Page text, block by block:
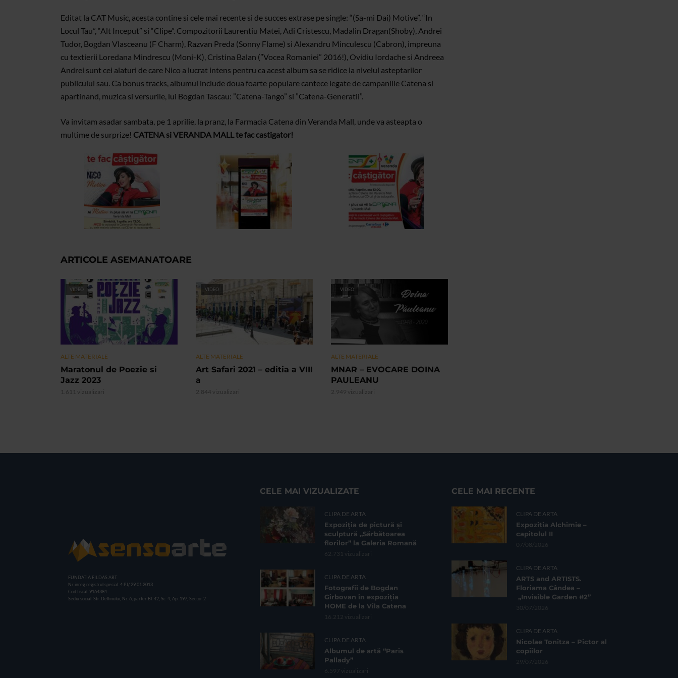
Editat la CAT Music, acesta contine si cele mai recente si de succes extrase pe single: “(Sa-mi Dai) Motive”, “In
Locul Tau”, “Alt Inceput” si “Clipe”. Compozitorii Laurentiu Matei, Adi Cristescu, Madalin Dragan(Shoby), Andrei
Tudor, Bogdan Vlasceanu (F Charm), Razvan Preda (Sonny Flame) si Alexandru Minculescu (Cabron), impreuna
cu textierii Loredana Mindrescu (Moni-K), Cristina Balan (”Vocea Romaniei” 2016!), Ovidiu Iordache si Andreea
Andrei sunt cei alaturi de care Nico a lucrat intens pentru ca acest album sa se ridice la nivelul asteptarilor
publicului sau. Ca bonus tracks, albumul include doua foarte populare cantece legate de campaniile Catena si
apartinand, muzica si versurile, lui Bogdan Tascau: ”Catena-Tango” si ”Catena-Generatii”.
Va invitam asadar sambata, pe 1 aprilie, la pranz, la Farmacia Catena din Veranda Mall, unde va asteapta o
multime de surprize! CATENA si VERANDA MALL te fac castigator!
ARTICOLE ASEMANATOARE
VIDEO
ALTE MATERIALE
Maratonul de Poezie si
Jazz 2023
1.611 vizualizari
VIDEO
ALTE MATERIALE
Art Safari 2021 – editia a VIII
a
2.844 vizualizari
VIDEO
ALTE MATERIALE
MNAR – EVOCARE DOINA
PAULEANU
2.949 vizualizari
FUNDATIA FILDAS ART
Nr inreg registrul special: 4 PJ/ 29.01.2013
Cod fiscal: 9164384
Sediu social: Str. Delfinului, Nr. 6, parter Bl. 42, Sc. 4, Ap. 197, Sector 2
CELE MAI VIZUALIZATE
CLIPA DE ARTA
Expoziția de pictură și
sculptură „Sărbătoarea
florilor” la Galeria Romană
62.731 vizualizari
CLIPA DE ARTA
Fotografii de Bogdan
Gîrbovan în expoziția
HOME de la Vila Catena
16.212 vizualizari
CLIPA DE ARTA
Albumul de artă “Paris
Pallady”
6.597 vizualizari
CELE MAI RECENTE
CLIPA DE ARTA
Expoziția Alchimie –
capitolul II
07/08/2026
CLIPA DE ARTA
ARTS and ARTISTS.
Floriama Cândea –
„Invisible Garden #2”
30/07/2026
CLIPA DE ARTA
Nicolae Tonitza – Pictor al
copiilor
29/07/2026